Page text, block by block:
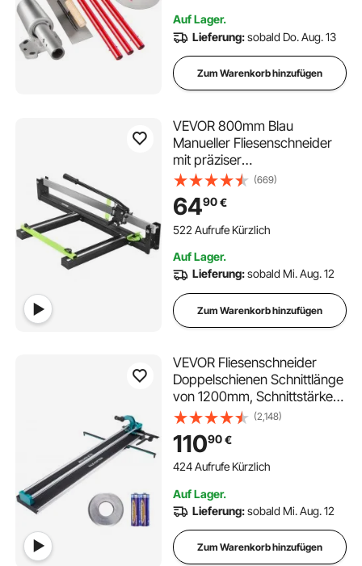
Auf Lager.
Lieferung:sobald Do. Aug. 13
Zum Warenkorb hinzufügen
VEVOR 800mm Blau
Manueller Fliesenschneider
mit präziser
Laserpositionierung und
rutschfester
Gummioberfläche
Einzelschiene und Halterung
aus Porzellan und Keramik
(669)
6490€
522 Aufrufe Kürzlich
Auf Lager.
Lieferung:sobald Mi. Aug. 12
Zum Warenkorb hinzufügen
VEVOR Fliesenschneider
Doppelschienen Schnittlänge
von 1200mm, Schnittstärke
4-15mm Mindest.
Schnittbreite 25mm
Fliesenschneidmaschine inkl.
Extra Schneidrad
Renovierungsprojekten
(2,148)
11090€
424 Aufrufe Kürzlich
Auf Lager.
Lieferung:sobald Mi. Aug. 12
Zum Warenkorb hinzufügen